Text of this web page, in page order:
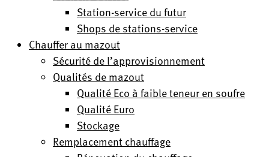
Station-service du futur
Shops de stations-service
Chauffer au mazout
Sécurité de l’approvisionnement
Qualités de mazout
Qualité Eco à faible teneur en soufre
Qualité Euro
Stockage
Remplacement chauffage